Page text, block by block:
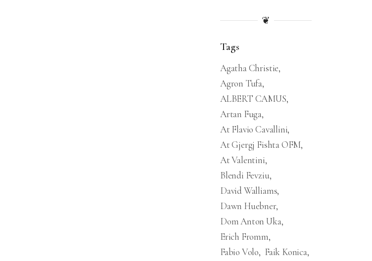
❦
Tags
Agatha Christie
Agron Tufa
ALBERT CAMUS
Artan Fuga
At Flavio Cavallini
At Gjergj Fishta OFM
At Valentini
Blendi Fevziu
David Walliams
Dawn Huebner
Dom Anton Uka
Erich Fromm
Fabio Volo
Faik Konica